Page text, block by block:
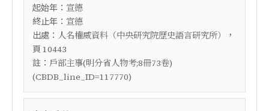
起始年： 宣德
終止年： 宣德
出處： 人名權威資料（中央研究院歷史語言研究所）
，
頁 10443
註： 戶部主事(明分省人物考;8冊73卷)
(CBDB_line_ID=117770)